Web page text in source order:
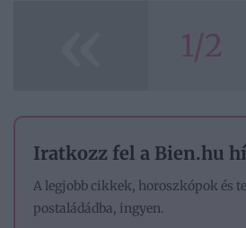
1/2
Iratkozz fel a Bien.hu
A legjobb cikkek, horoszkópok és
postaládádba, ingyen.